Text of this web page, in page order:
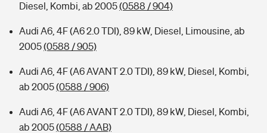
Diesel, Kombi, ab 2005(0588 / 904)
Audi A6, 4F (A6 2.0 TDI), 89 kW, Diesel, Limousine, ab
2005(0588 / 905)
Audi A6, 4F (A6 AVANT 2.0 TDI), 89 kW, Diesel, Kombi,
ab 2005(0588 / 906)
Audi A6, 4F (A6 AVANT 2.0 TDI), 89 kW, Diesel, Kombi,
ab 2005(0588 / AAB)